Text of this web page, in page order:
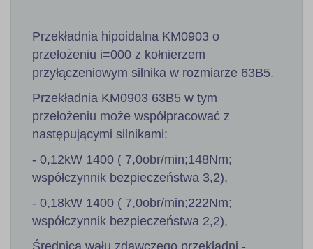
Przekładnia hipoidalna KM0903 o
przełożeniu i=000 z kołnierzem
przyłączeniowym silnika w rozmiarze 63B5.
Przekładnia KM0903 63B5 w tym
przełożeniu może współpracować z
następującymi silnikami:
- 0,12kW 1400 ( 7,0obr/min;148Nm;
współczynnik bezpieczeństwa 3,2),
- 0,18kW 1400 ( 7,0obr/min;222Nm;
współczynnik bezpieczeństwa 2,2),
Średnica wału zdawczego przekładni -